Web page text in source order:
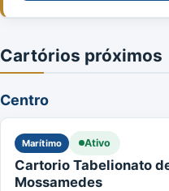
Cartórios próximos
Centro
Marítimo Ativo
Cartorio Tabelionato
Mossamedes